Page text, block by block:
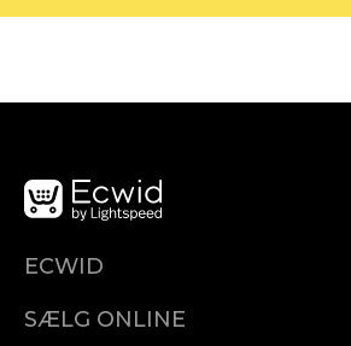
ECWID
Pris
SÆLG ONLINE